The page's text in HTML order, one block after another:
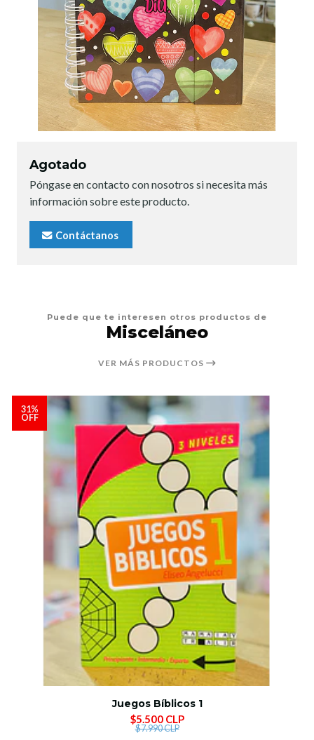
Agotado
Póngase en contacto con nosotros si necesita más
información sobre este producto.
Contáctanos
Puede que te interesen otros productos de
Misceláneo
VER MÁS PRODUCTOS
31%
OFF
Juegos Bíblicos 1
$5.500 CLP
$7.990 CLP